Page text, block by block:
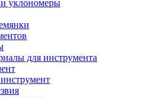
уклономеры
для инструмента